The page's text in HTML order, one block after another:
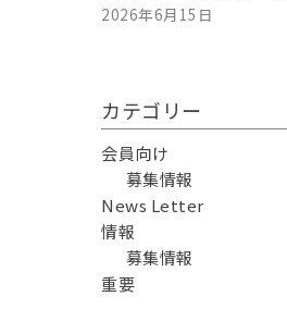
2026年6月15日
カテゴリー
会員向け
募集情報
News Letter
情報
募集情報
重要